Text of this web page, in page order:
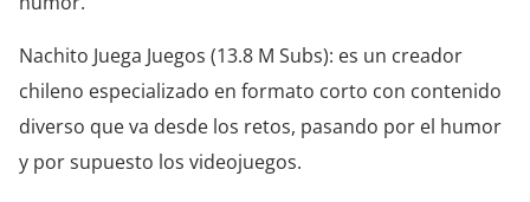
Nachito Juega Juegos (13.8 M Subs): es un creador
chileno especializado en formato corto con contenido
diverso que va desde los retos, pasando por el humor
y por supuesto los videojuegos.